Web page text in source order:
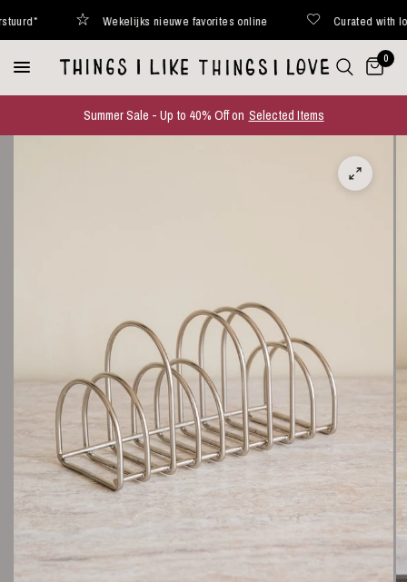
Wekelijks nieuwe favorites online Curated with love
0
Summer Sale - Up to 40% Off on Selected Items